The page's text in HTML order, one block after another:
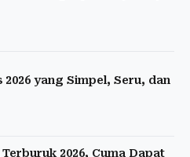
yang Simpel, Seru, dan
2026, Cuma Dapat